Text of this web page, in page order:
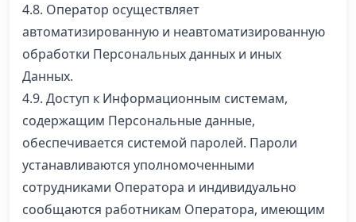
4.8. Оператор осуществляет
автоматизированную и неавтоматизированную
обработки Персональных данных и иных
Данных.
4.9. Доступ к Информационным системам,
содержащим Персональные данные,
обеспечивается системой паролей. Пароли
устанавливаются уполномоченными
сотрудниками Оператора и индивидуально
сообщаются работникам Оператора, имеющим